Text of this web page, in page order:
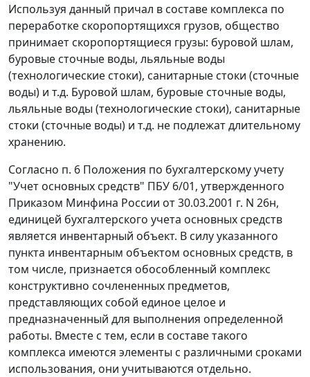
Используя данный причал в составе комплекса по
переработке скоропортящихся грузов, общество
принимает скоропортящиеся грузы: буровой шлам,
буровые сточные воды, льяльные воды
(технологические стоки), санитарные стоки (сточные
воды) и т.д. Буровой шлам, буровые сточные воды,
льяльные воды (технологические стоки), санитарные
стоки (сточные воды) и т.д. не подлежат длительному
хранению.
Согласно п. 6 Положения по бухгалтерскому учету
"Учет основных средств" ПБУ 6/01, утвержденного
Приказом Минфина России от 30.03.2001 г. N 26н,
единицей бухгалтерского учета основных средств
является инвентарный объект. В силу указанного
пункта инвентарным объектом основных средств, в
том числе, признается обособленный комплекс
конструктивно сочлененных предметов,
представляющих собой единое целое и
предназначенный для выполнения определенной
работы. Вместе с тем, если в составе такого
комплекса имеются элементы с различными сроками
использования, они учитываются отдельно.